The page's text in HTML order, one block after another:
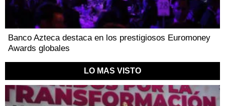
Banco Azteca destaca en los prestigiosos Euromoney
Awards globales
LO MAS VISTO